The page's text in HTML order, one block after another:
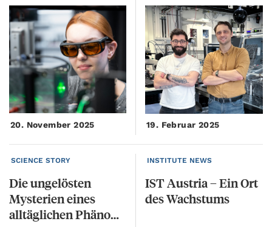
20. November 2025 19. Februar 2025
SCIENCE STORY
Die ungelösten
Mysterien eines
alltäglichen Phänomens
INSTITUTE NEWS
ISTAustria–EinOrt
desWachstums